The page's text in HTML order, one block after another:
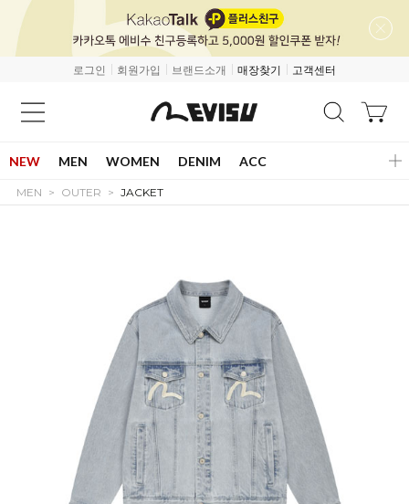
로그인 회원가입 브랜드소개 매장찾기 고객센터
NEW MEN WOMEN DENIM ACC
MEN OUTER JACKET